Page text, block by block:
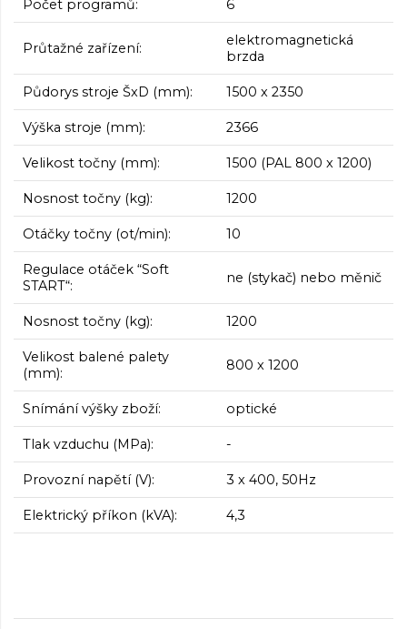
Počet programů: 6
Průtažné zařízení:
elektromagnetická
brzda
Půdorys stroje ŠxD (mm): 1500 x 2350
Výška stroje (mm): 2366
Velikost točny (mm): 1500 (PAL 800 x 1200)
Nosnost točny (kg): 1200
Otáčky točny (ot/min): 10
Regulace otáček “Soft
START“:
ne (stykač) nebo měnič
Nosnost točny (kg): 1200
Velikost balené palety
(mm):
800 x 1200
Snímání výšky zboží: optické
Tlak vzduchu (MPa): -
Provozní napětí (V): 3 x 400, 50Hz
Elektrický příkon (kVA): 4,3